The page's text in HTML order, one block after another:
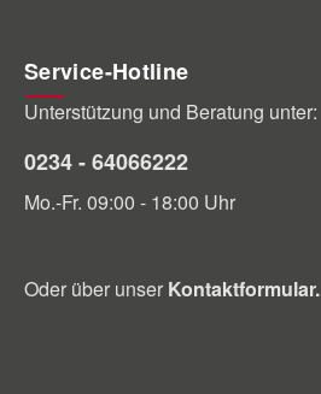
Service-Hotline
Unterstützung und Beratung unter:
0234 - 64066222
Mo.-Fr. 09:00 - 18:00 Uhr
Oder über unser Kontaktformular.